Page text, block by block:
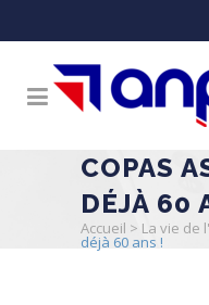
COPAS
DÉJÀ 60
Accueil > La vie de
déjà 60 ans !